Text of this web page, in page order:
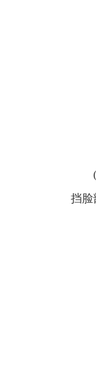
挡脸